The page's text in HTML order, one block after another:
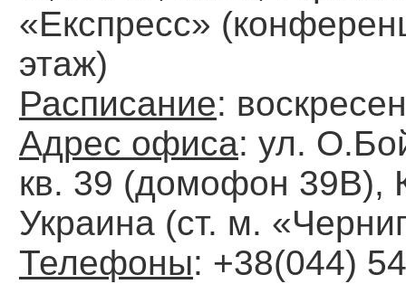
«Експресс»
этаж)
Расписание:
Адрес офиса: ул.
кв. 39 (домофон 39В),
Украина (ст. м.
Телефоны: +38(044)